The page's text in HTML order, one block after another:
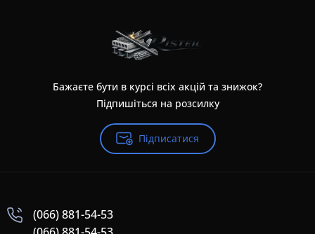
Бажаєте бути в курсі всіх акцій та знижок?
Підпишіться на розсилку
Підписатися
(066) 881-54-53